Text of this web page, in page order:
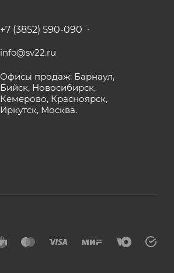
+7 (3852) 590-090
info@sv22.ru
Офисы продаж: Барнаул,
Бийск, Новосибирск,
Кемерово, Красноярск,
Иркутск, Москва.